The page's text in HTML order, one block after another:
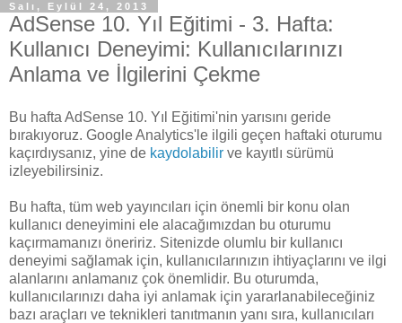
Salı, Eylül 24, 2013
AdSense 10. Yıl Eğitimi - 3. Hafta:
Kullanıcı Deneyimi: Kullanıcılarınızı
Anlama ve İlgilerini Çekme
Bu hafta AdSense 10. Yıl Eğitimi'nin yarısını geride
bırakıyoruz. Google Analytics'le ilgili geçen haftaki oturumu
kaçırdıysanız, yine de kaydolabilir ve kayıtlı sürümü
izleyebilirsiniz.
Bu hafta, tüm web yayıncıları için önemli bir konu olan
kullanıcı deneyimini ele alacağımızdan bu oturumu
kaçırmamanızı öneririz. Sitenizde olumlu bir kullanıcı
deneyimi sağlamak için, kullanıcılarınızın ihtiyaçlarını ve ilgi
alanlarını anlamanız çok önemlidir. Bu oturumda,
kullanıcılarınızı daha iyi anlamak için yararlanabileceğiniz
bazı araçları ve teknikleri tanıtmanın yanı sıra, kullanıcıları